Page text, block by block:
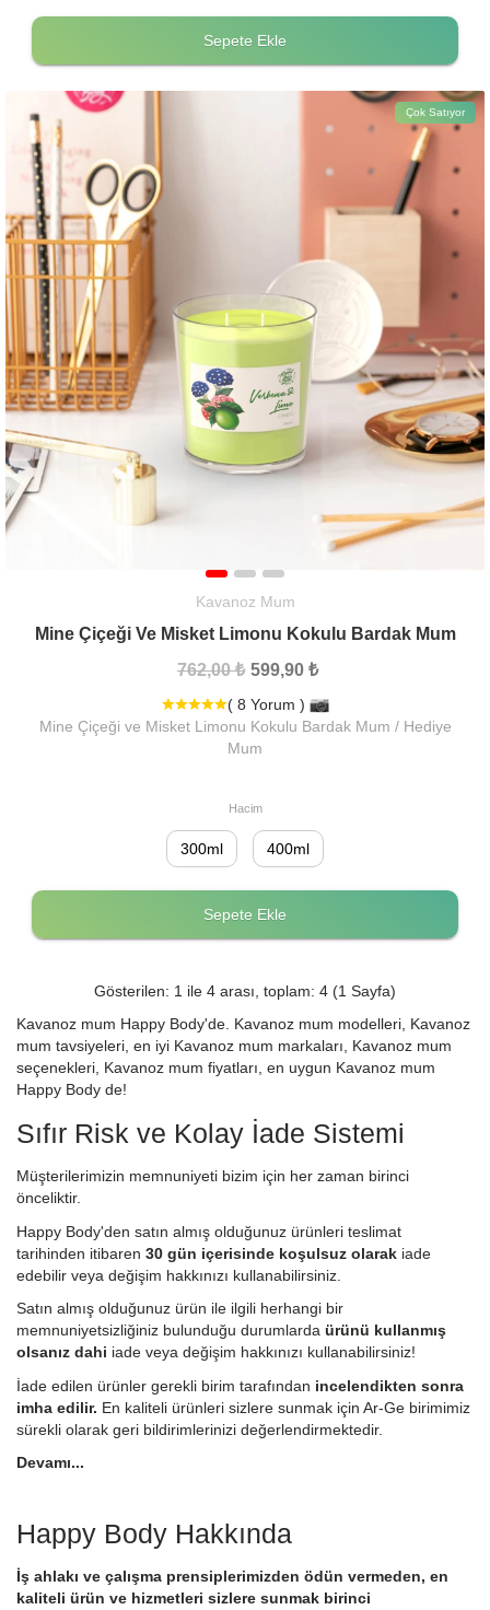
Sepete Ekle
Çok Satıyor
Kavanoz Mum
Mine Çiçeği Ve Misket Limonu Kokulu Bardak Mum
762,00 ₺ 599,90 ₺
( 8 Yorum )
Mine Çiçeği ve Misket Limonu Kokulu Bardak Mum / Hediye
Mum
Hacim
300ml 400ml
Sepete Ekle
Gösterilen: 1 ile 4 arası, toplam: 4 (1 Sayfa)
Kavanoz mum Happy Body'de. Kavanoz mum modelleri, Kavanoz
mum tavsiyeleri, en iyi Kavanoz mum markaları, Kavanoz mum
seçenekleri, Kavanoz mum fiyatları, en uygun Kavanoz mum
Happy Body de!
Sıfır Risk ve Kolay İade Sistemi
Müşterilerimizin memnuniyeti bizim için her zaman birinci
önceliktir.
Happy Body'den satın almış olduğunuz ürünleri teslimat
tarihinden itibaren 30 gün içerisinde koşulsuz olarak iade
edebilir veya değişim hakkınızı kullanabilirsiniz.
Satın almış olduğunuz ürün ile ilgili herhangi bir
memnuniyetsizliğiniz bulunduğu durumlarda ürünü kullanmış
olsanız dahi iade veya değişim hakkınızı kullanabilirsiniz!
İade edilen ürünler gerekli birim tarafından incelendikten sonra
imha edilir. En kaliteli ürünleri sizlere sunmak için Ar-Ge birimimiz
sürekli olarak geri bildirimlerinizi değerlendirmektedir.
Devamı...
Happy Body Hakkında
İş ahlakı ve çalışma prensiplerimizden ödün vermeden, en
kaliteli ürün ve hizmetleri sizlere sunmak birinci